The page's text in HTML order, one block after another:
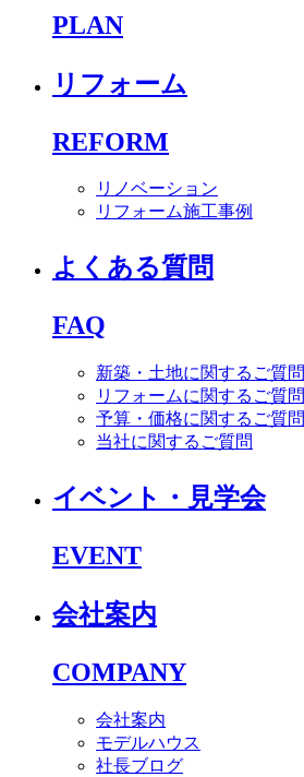
PLAN
リフォーム
REFORM
リノベーション
リフォーム施工事例
よくある質問
FAQ
新築・土地に関するご質問
リフォームに関するご質問
予算・価格に関するご質問
当社に関するご質問
イベント・見学会
EVENT
会社案内
COMPANY
会社案内
モデルハウス
社長ブログ